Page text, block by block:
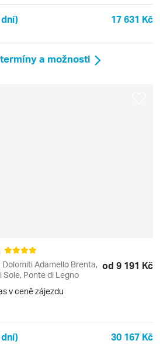
17 631 Kč
a možnosti
Adamello Brenta,
Sole, Ponte di Legno
od 9 191 Kč
v ceně zájezdu
dní) 30 167 Kč